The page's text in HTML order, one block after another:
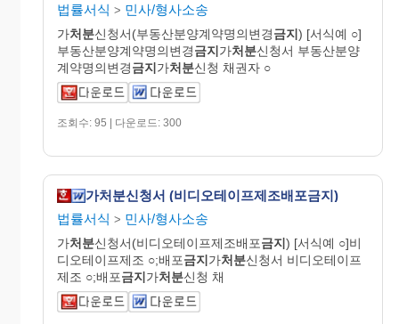
법률서식 > 민사/형사소송
가처분신청서(부동산분양계약명의변경금지) [서식예 ○]
부동산분양계약명의변경금지가처분신청서 부동산분양
계약명의변경금지가처분신청 채권자 ○
조회수: 95 | 다운로드: 300
가처분신청서 (비디오테이프제조배포금지)
법률서식 > 민사/형사소송
가처분신청서(비디오테이프제조배포금지) [서식예 ○]비
디오테이프제조 ○;배포금지가처분신청서 비디오테이프
제조 ○;배포금지가처분신청 채